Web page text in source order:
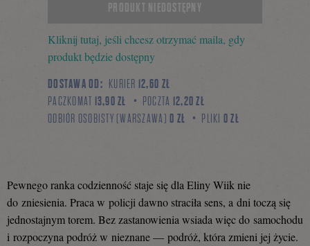
się
na
PRODUKT NIEDOSTĘPNY
Kliknij tutaj, jeśli chcesz otrzymać maila, gdy
produkt będzie dostępny
DOSTAWA OD: KURIER 12,60 ZŁ
PACZKOMAT 13,90 ZŁ POCZTA 12,20 ZŁ
ODBIÓR OSOBISTY (WARSZAWA) 0 ZŁ PLIKI 0 ZŁ
Pewnego ranka codzienność staje się dla Eliny Wiik nie
do zniesienia. Praca w policji dawno straciła sens, a dni toczą się
jednostajnym torem. Bez zastanowienia wsiada więc do samochodu
i rozpoczyna podróż w nieznane — podróż, która zmieni jej życie.